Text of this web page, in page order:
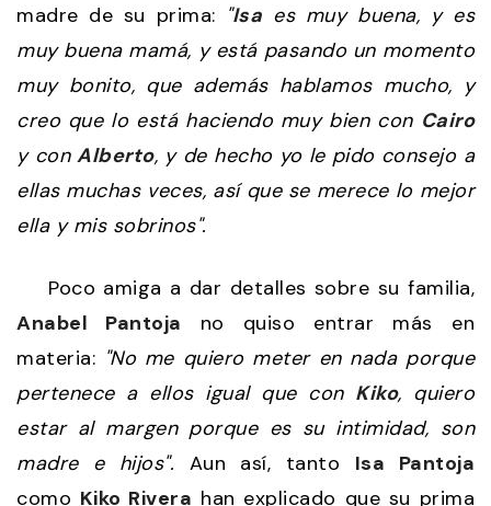
madre de su prima: "Isa es muy buena, y es
muy buena mamá, y está pasando un momento
muy bonito, que además hablamos mucho, y
creo que lo está haciendo muy bien con Cairo
y conAlberto, y de hecho yo le pido consejo a
ellas muchas veces, así que se merece lo mejor
ella y mis sobrinos".
Poco amiga a dar detalles sobre su familia,
Anabel Pantoja no quiso entrar más en
materia: "No me quiero meter en nada porque
pertenece a ellos igual que con Kiko, quiero
estar al margen porque es su intimidad, son
madre e hijos". Aun así, tanto Isa Pantoja
como Kiko Rivera han explicado que su prima